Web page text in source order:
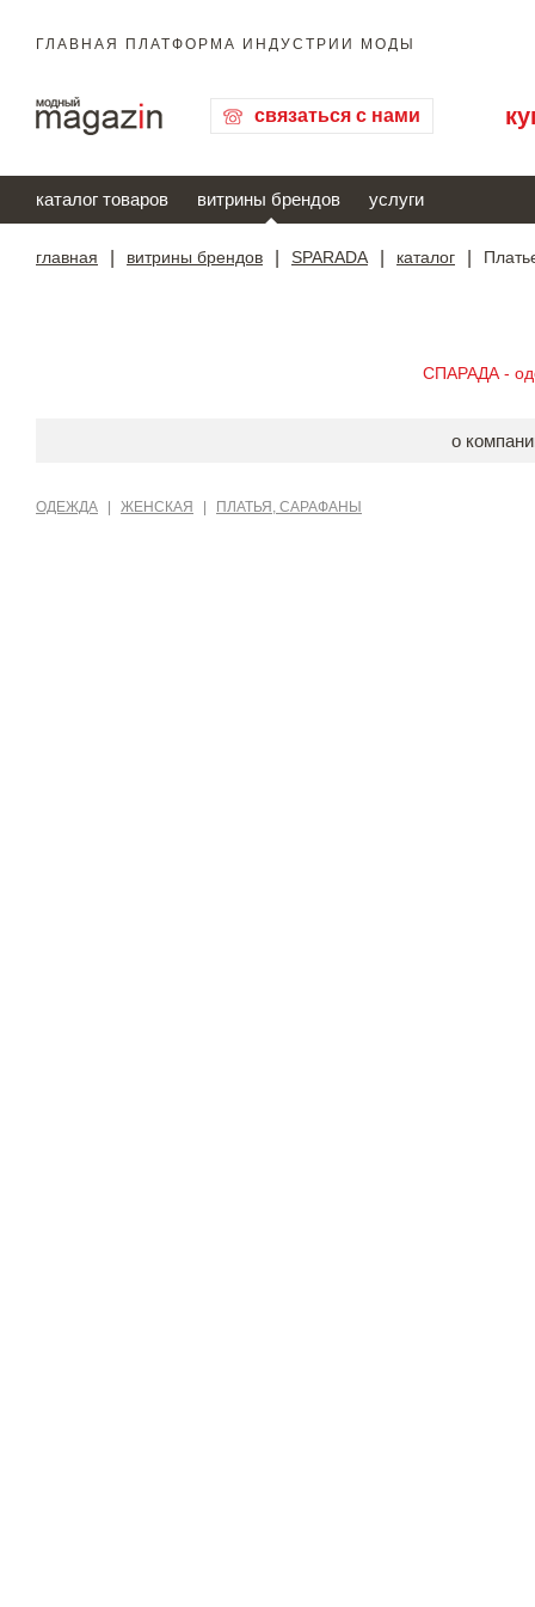
ГЛАВНАЯ ПЛАТФОРМА ИНДУСТРИИ МОДЫ
связаться с нами
каталог товаров витрины брендов услуги
главная витрины брендов SPARADA каталог
СПАРАДА -
о
ОДЕЖДА ЖЕНСКАЯ ПЛАТЬЯ, САРАФАНЫ